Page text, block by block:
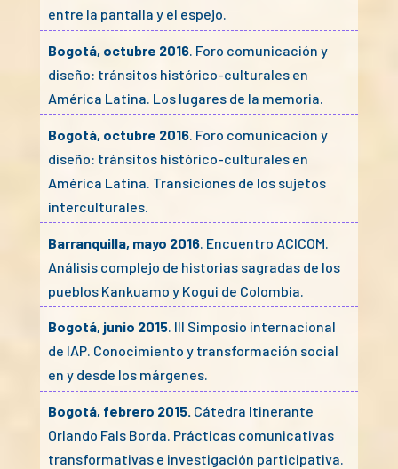
entre la pantalla y el espejo.
Bogotá, octubre 2016. Foro comunicación y
diseño: tránsitos histórico-culturales en
América Latina. Los lugares de la memoria.
Bogotá, octubre 2016. Foro comunicación y
diseño: tránsitos histórico-culturales en
América Latina. Transiciones de los sujetos
interculturales.
Barranquilla, mayo 2016. Encuentro ACICOM.
Análisis complejo de historias sagradas de los
pueblos Kankuamo y Kogui de Colombia.
Bogotá, junio 2015. III Simposio internacional
de IAP. Conocimiento y transformación social
en y desde los márgenes.
Bogotá, febrero 2015. Cátedra Itinerante
Orlando Fals Borda. Prácticas comunicativas
transformativas e investigación participativa.